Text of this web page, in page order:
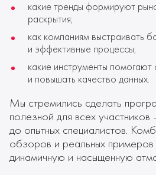
какие тренды формируют
раскрытия;
как компаниям выстраивать
и эффективные процессы;
какие инструменты помогают
и повышать качество данных.
Мы стремились сделать
полезной для всех
до опытных специалистов.
обзоров и реальных примеров
динамичную и насыщенную